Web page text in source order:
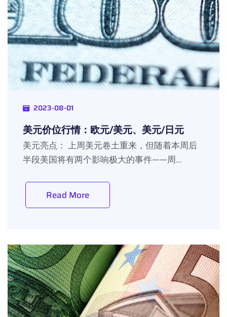
2023-08-01
美元价位行情：欧元/美元、美元/日元
美元亮点： 上周美元卷土重来，但随着本周后
半段美国将有两个影响极大的事件——周...
Read More